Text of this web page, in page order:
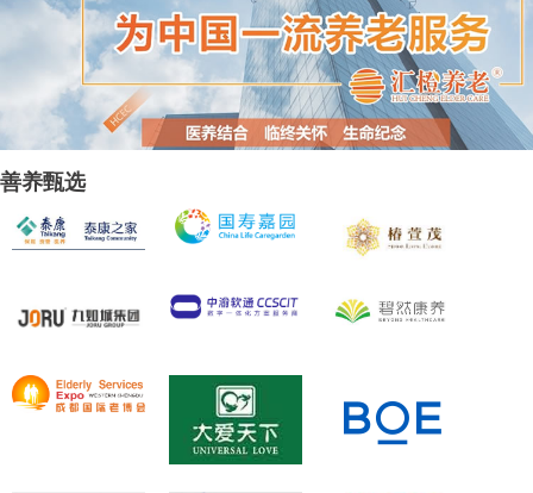
善养甄选